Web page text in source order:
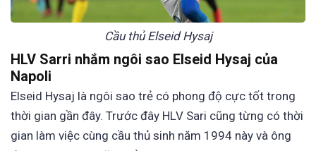
Cầu thủ Elseid Hysaj
HLV Sarri nhắm ngôi sao Elseid Hysaj của
Napoli
Elseid Hysaj là ngôi sao trẻ có phong độ cực tốt trong
thời gian gần đây. Trước đây HLV Sari cũng từng có thời
gian làm việc cùng cầu thủ sinh năm 1994 này và ông